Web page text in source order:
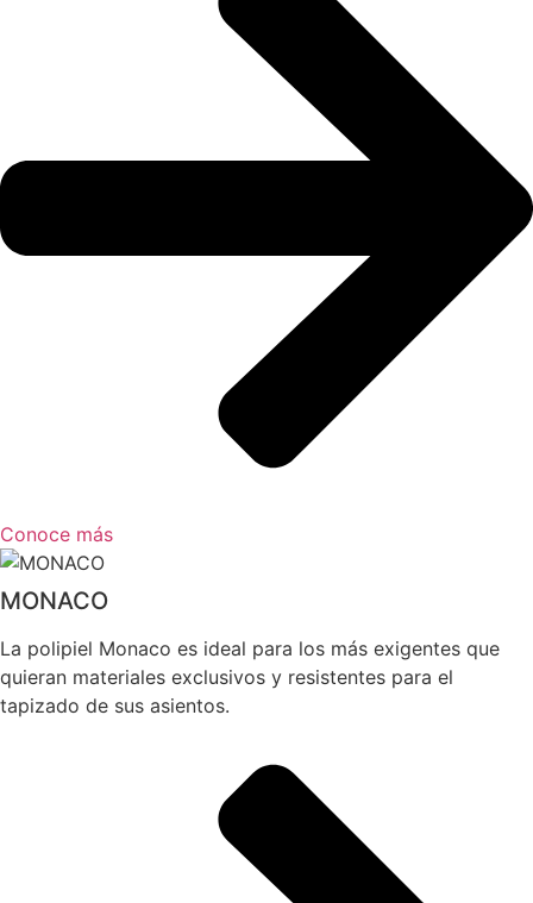
Conoce más
MONACO
La polipiel Monaco es ideal para los más exigentes que
quieran materiales exclusivos y resistentes para el
tapizado de sus asientos.